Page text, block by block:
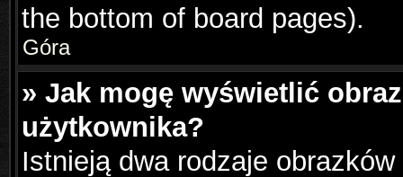
the bottom of board pages).
Góra
» Jak mogę wyświetlić
użytkownika?
Istnieją dwa rodzaje